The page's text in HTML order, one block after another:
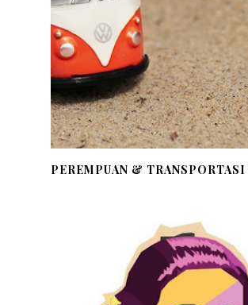
PEREMPUAN & TRANSPORTASI